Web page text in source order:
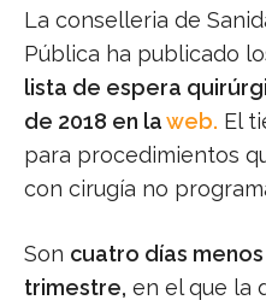
La conselleria de
Pública ha publicado
lista de espera
de 2018 en laweb. El
para procedimientos
con cirugía no
Son cuatro días
trimestre, en el que la